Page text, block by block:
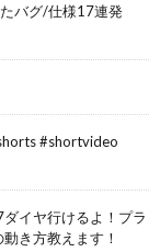
バグ/仕様17連発
#shortvideo
イヤ行けるよ！プラ
き方教えます！